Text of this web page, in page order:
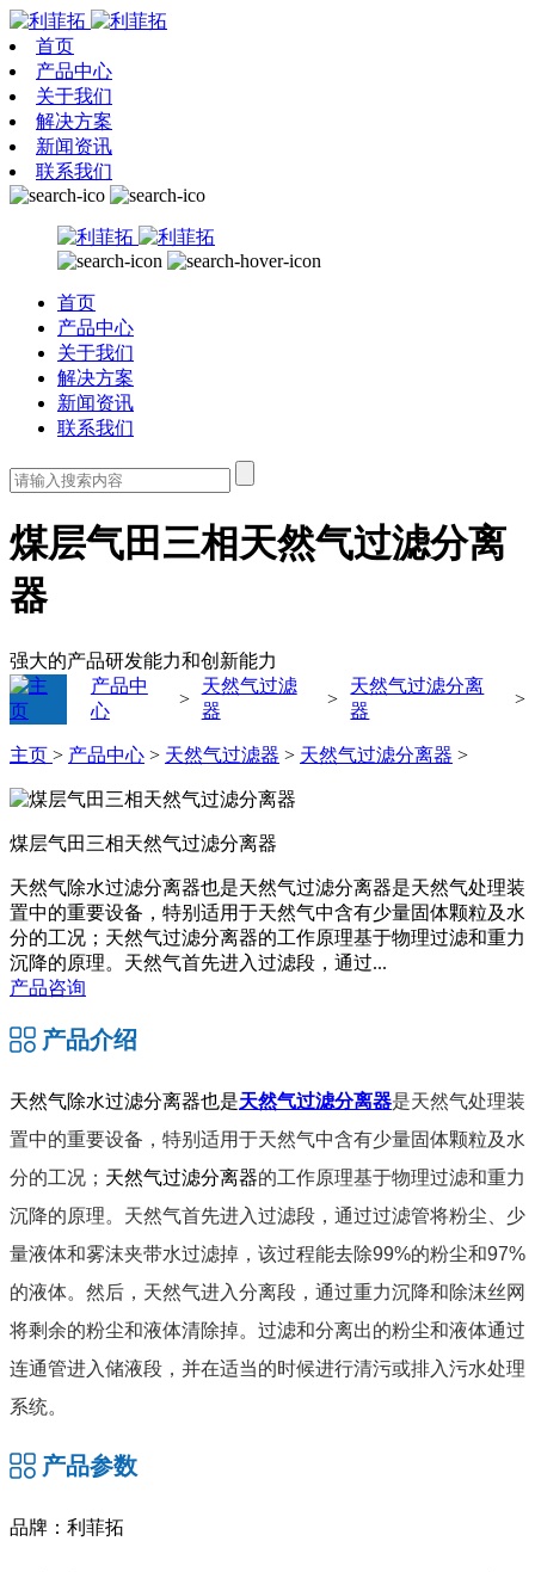
首页
产品中心
关于我们
解决方案
新闻资讯
联系我们
首页
产品中心
关于我们
解决方案
新闻资讯
联系我们
煤层气田三相天然气过滤分离
器
强大的产品研发能力和创新能力
产品中
心
>
天然气过滤
器
>
天然气过滤分离
器
>
主页 > 产品中心 > 天然气过滤器 > 天然气过滤分离器 >
煤层气田三相天然气过滤分离器
天然气除水过滤分离器也是天然气过滤分离器是天然气处理装
置中的重要设备，特别适用于天然气中含有少量固体颗粒及水
分的工况；天然气过滤分离器的工作原理基于物理过滤和重力
沉降的原理。天然气首先进入过滤段，通过...
产品咨询
产品介绍
天然气除水过滤分离器也是天然气过滤分离器是天然气处理装
置中的重要设备，特别适用于天然气中含有少量固体颗粒及水
分的工况； 天然气过滤分离器的工作原理基于物理过滤和重力
沉降的原理。天然气首先进入过滤段，通过过滤管将粉尘、少
量液体和雾沫夹带水过滤掉，该过程能去除99%的粉尘和97%
的液体。然后，天然气进入分离段，通过重力沉降和除沫丝网
将剩余的粉尘和液体清除掉。过滤和分离出的粉尘和液体通过
连通管进入储液段，并在适当的时候进行清污或排入污水处理
系统。
产品参数
品牌：利菲拓